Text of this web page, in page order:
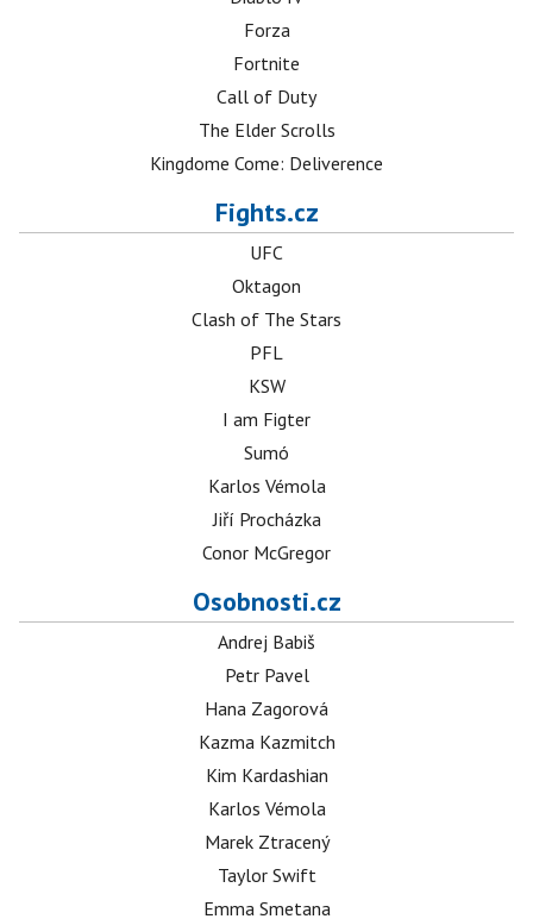
Forza
Fortnite
Call of Duty
The Elder Scrolls
Kingdome Come: Deliverence
Fights.cz
UFC
Oktagon
Clash of The Stars
PFL
KSW
I am Figter
Sumó
Karlos Vémola
Jiří Procházka
Conor McGregor
Osobnosti.cz
Andrej Babiš
Petr Pavel
Hana Zagorová
Kazma Kazmitch
Kim Kardashian
Karlos Vémola
Marek Ztracený
Taylor Swift
Emma Smetana